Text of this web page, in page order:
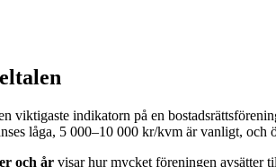
viktigaste indikatorn på en
låga, 5 000–10 000 kr/kvm är vanligt,
och år visar hur mycket föreningen avsätter